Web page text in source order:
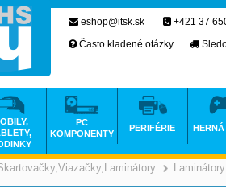
Laminátory
eshop@itsk.sk +421 37
Často kladené otázky
PC
KOMPONENTY
PERIFÉRIE